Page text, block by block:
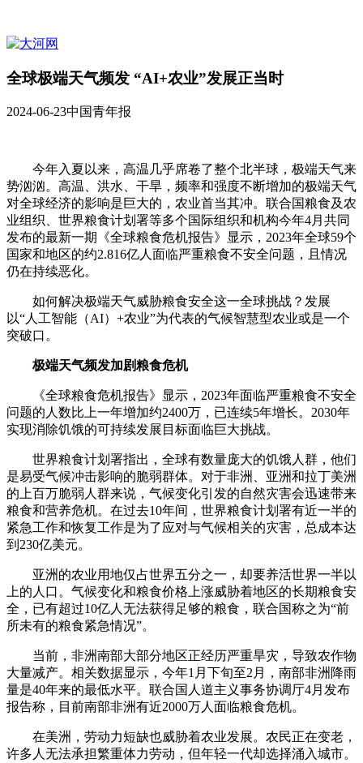
全球极端天气频发 “AI+农业”发展正当时
2024-06-23中国青年报
今年入夏以来，高温几乎席卷了整个北半球，极端天气来
势汹汹。高温、洪水、干旱，频率和强度不断增加的极端天气
对全球经济的影响是巨大的，农业首当其冲。联合国粮食及农
业组织、世界粮食计划署等多个国际组织和机构今年4月共同
发布的最新一期《全球粮食危机报告》显示，2023年全球59个
国家和地区的约2.816亿人面临严重粮食不安全问题，且情况
仍在持续恶化。
如何解决极端天气威胁粮食安全这一全球挑战？发展
以“人工智能（AI）+农业”为代表的气候智慧型农业或是一个
突破口。
极端天气频发加剧粮食危机
《全球粮食危机报告》显示，2023年面临严重粮食不安全
问题的人数比上一年增加约2400万，已连续5年增长。2030年
实现消除饥饿的可持续发展目标面临巨大挑战。
世界粮食计划署指出，全球有数量庞大的饥饿人群，他们
是易受气候冲击影响的脆弱群体。对于非洲、亚洲和拉丁美洲
的上百万脆弱人群来说，气候变化引发的自然灾害会迅速带来
粮食和营养危机。在过去10年间，世界粮食计划署有近一半的
紧急工作和恢复工作是为了应对与气候相关的灾害，总成本达
到230亿美元。
亚洲的农业用地仅占世界五分之一，却要养活世界一半以
上的人口。气候变化和粮食价格上涨威胁着地区的长期粮食安
全，已有超过10亿人无法获得足够的粮食，联合国称之为“前
所未有的粮食紧急情况”。
当前，非洲南部大部分地区正经历严重旱灾，导致农作物
大量减产。相关数据显示，今年1月下旬至2月，南部非洲降雨
量是40年来的最低水平。联合国人道主义事务协调厅4月发布
报告称，目前南部非洲有近2000万人面临粮食危机。
在美洲，劳动力短缺也威胁着农业发展。农民正在变老，
许多人无法承担繁重体力劳动，但年轻一代却选择涌入城市。